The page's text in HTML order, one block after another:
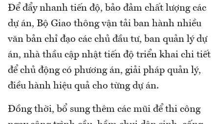
Để đẩy nhanh tiến độ, bảo đảm chất lượng các
dự án, Bộ Giao thông vận tải ban hành nhiều
văn bản chỉ đạo các chủ đầu tư, ban quản lý dự
án, nhà thầu cập nhật tiến độ triển khai chi tiết
để chủ động có phương án, giải pháp quản lý,
điều hành hiệu quả cho từng dự án.
Đồng thời, bổ sung thêm các mũi để thi công